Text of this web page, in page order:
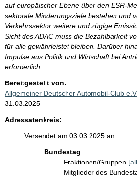
auf europäischer Ebene über den ESR-
sektorale Minderungsziele bestehen und
Verkehrssektor weitere und zügige
Sicht des ADAC muss die Bezahlbarkeit
für alle gewährleistet bleiben. Darüber
Impulse aus Politik und Wirtschaft bei
erforderlich.
Bereitgestellt von:
Allgemeiner Deutscher Automobil-Club
31.03.2025
Adressatenkreis:
Versendet am 03.03.2025 an:
Bundestag
Fraktionen/Gruppen
Mitglieder des